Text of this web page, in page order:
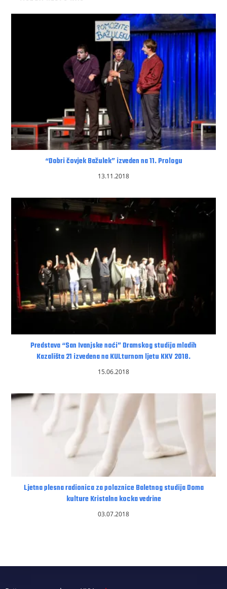
“Dobri čovjek Bažulek” izveden na 11. Prologu
13.11.2018
Predstava “San Ivanjske noći” Dramskog studija mladih
Kazališta 21 izvedena na KULturnom ljetu KKV 2018.
15.06.2018
Ljetna plesna radionica za polaznice Baletnog studija Doma
kulture Kristalna kocka vedrine
03.07.2018